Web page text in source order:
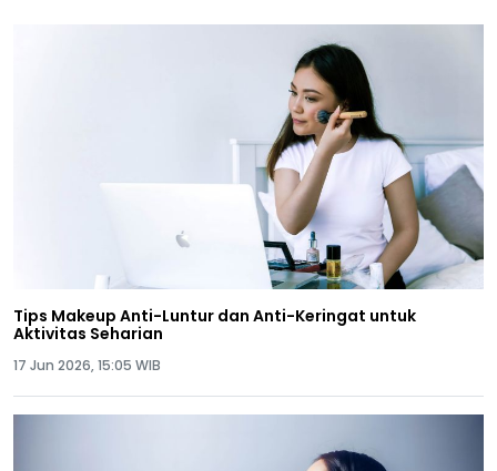
Tips Makeup Anti-Luntur dan Anti-Keringat untuk
Aktivitas Seharian
17 Jun 2026, 15:05 WIB